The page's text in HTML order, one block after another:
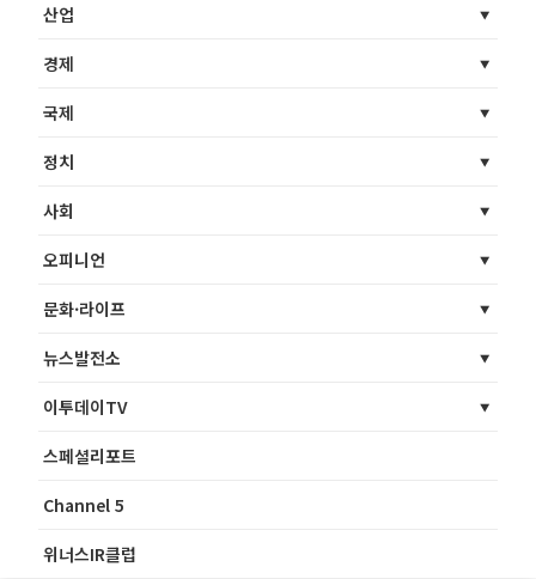
산업
경제
국제
정치
사회
오피니언
문화·라이프
뉴스발전소
이투데이TV
스페셜리포트
Channel 5
위너스IR클럽